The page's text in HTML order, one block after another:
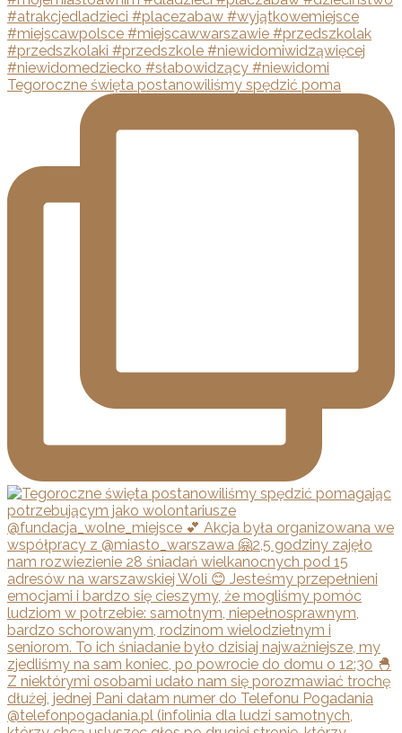
Tegoroczne święta postanowiliśmy spędzić poma